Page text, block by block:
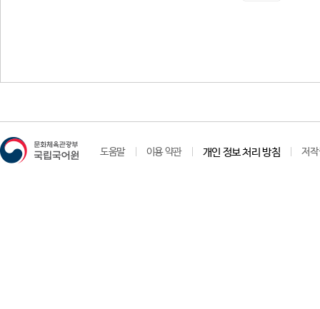
도움말 이용 약관 개인 정보 처리 방침 저